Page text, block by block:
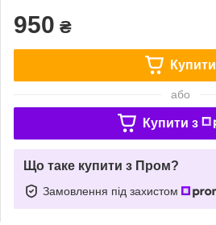
950 ₴
Купити
або
Купити з
Що таке купити з Пром?
Замовлення під захистом